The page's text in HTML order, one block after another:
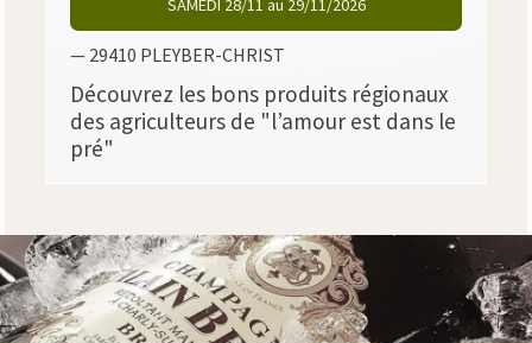
SAMEDI 28/11 au 29/11/2026
— 29410 PLEYBER-CHRIST
Découvrez les bons produits régionaux
des agriculteurs de "l’amour est dans le
pré"